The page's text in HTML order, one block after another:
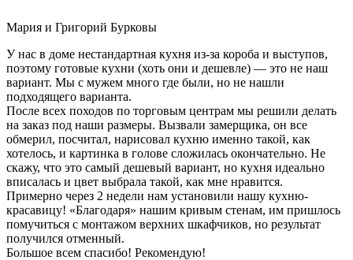
Мария и Григорий Бурковы
У нас в доме нестандартная кухня из-за короба и выступов,
поэтому готовые кухни (хоть они и дешевле) — это не наш
вариант. Мы с мужем много где были, но не нашли
подходящего варианта.
После всех походов по торговым центрам мы решили делать
на заказ под наши размеры. Вызвали замерщика, он все
обмерил, посчитал, нарисовал кухню именно такой, как
хотелось, и картинка в голове сложилась окончательно. Не
скажу, что это самый дешевый вариант, но кухня идеально
вписалась и цвет выбрала такой, как мне нравится.
Примерно через 2 недели нам установили нашу кухню-
красавицу! «Благодаря» нашим кривым стенам, им пришлось
помучиться с монтажом верхних шкафчиков, но результат
получился отменный.
Большое всем спасибо! Рекомендую!